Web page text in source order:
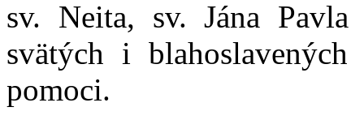
sv. Neita, sv. Jána
svätých i
pomoci.